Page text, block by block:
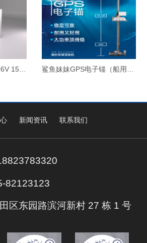
新闻资讯 联系我们
82123123
区东园路滨河新村 27 栋 1 号